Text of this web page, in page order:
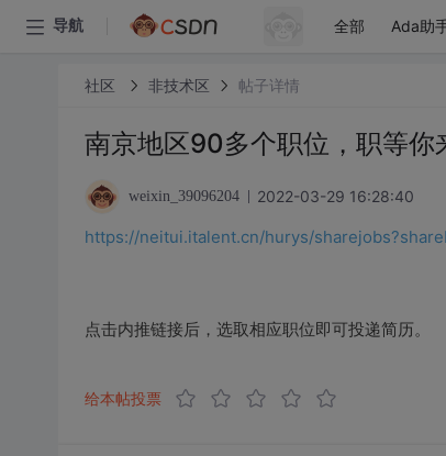
导航 全部 Ada助
社区 非技术区 帖子详情
南京地区90多个职位，职等你
weixin_39096204 2022-03-29 16:28:40
https://neitui.italent.cn/hurys/
点击内推链接后，选取相应职位即可投递简历。
给本帖投票